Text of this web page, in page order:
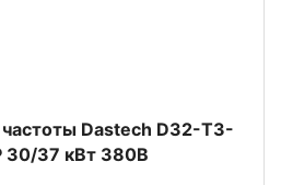
Dastech D32-T3-
30/37 кВт 380В